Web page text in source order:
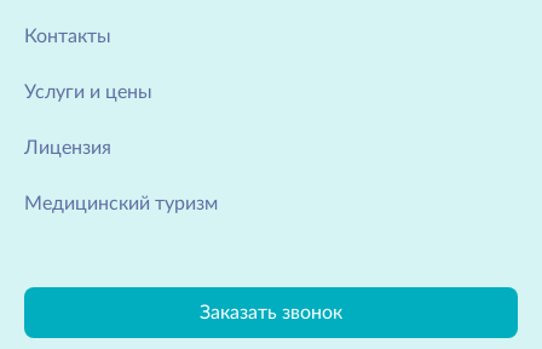
Контакты
Услуги и цены
Лицензия
Медицинский туризм
Заказать звонок